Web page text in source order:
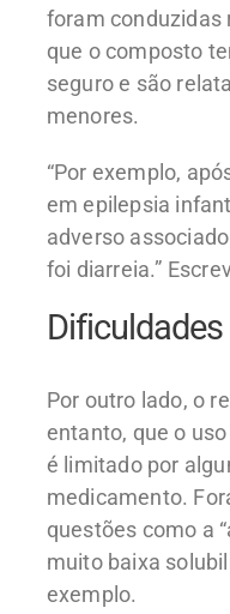
foram conduzidas
que o composto
seguro e são
menores.
“Por exemplo,
em epilepsia
adverso
foi diarreia.”
Dificuldades
Por outro lado, o
entanto, que o
é limitado por
medicamento.
questões como a
muito baixa
exemplo.